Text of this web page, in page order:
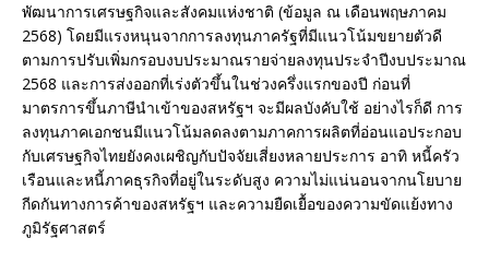
พัฒนาการเศรษฐกิจและสังคมแห่งชาติ (ข้อมูล ณ เดือนพฤษภาคม
2568) โดยมีแรงหนุนจากการลงทุนภาครัฐที่มีแนวโน้มขยายตัวดี
ตามการปรับเพิ่มกรอบงบประมาณรายจ่ายลงทุนประจำปีงบประมาณ
2568 และการส่งออกที่เร่งตัวขึ้นในช่วงครึ่งแรกของปี ก่อนที่
มาตรการขึ้นภาษีนำเข้าของสหรัฐฯ จะมีผลบังคับใช้ อย่างไรก็ดี การ
ลงทุนภาคเอกชนมีแนวโน้มลดลงตามภาคการผลิตที่อ่อนแอประกอบ
กับเศรษฐกิจไทยยังคงเผชิญกับปัจจัยเสี่ยงหลายประการ อาทิ หนี้ครัว
เรือนและหนี้ภาคธุรกิจที่อยู่ในระดับสูง ความไม่แน่นอนจากนโยบาย
กีดกันทางการค้าของสหรัฐฯ และความยืดเยื้อของความขัดแย้งทาง
ภูมิรัฐศาสตร์